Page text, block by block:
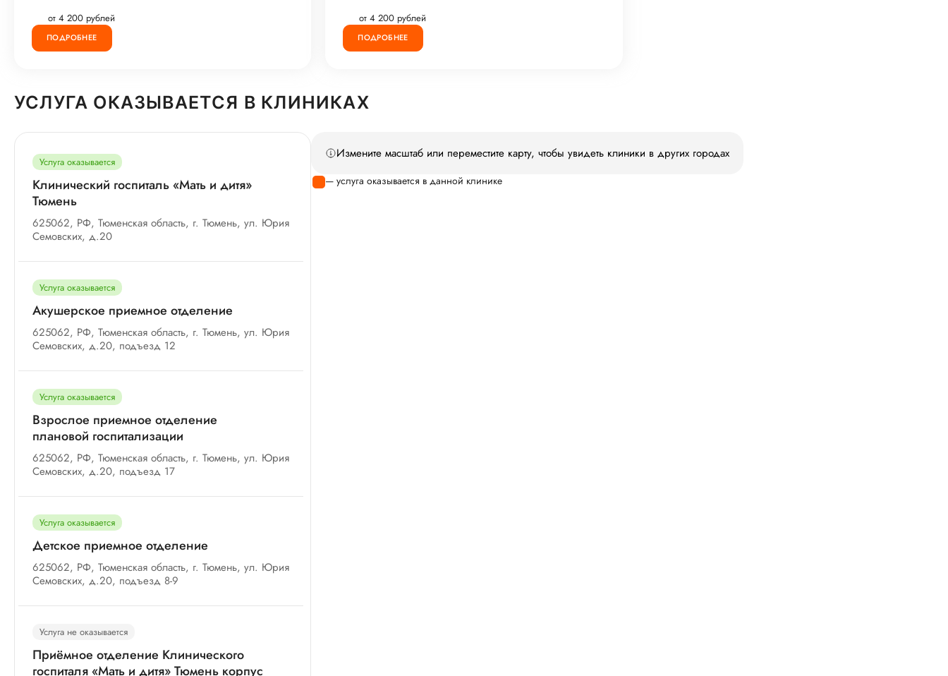
от 4 200 рублей
ПОДРОБНЕЕ
от 4 200 рублей
ПОДРОБНЕЕ
УСЛУГА ОКАЗЫВАЕТСЯ В КЛИНИКАХ
Услуга оказывается
Клинический госпиталь «Мать и дитя»
Тюмень
625062, РФ, Тюменская область, г. Тюмень, ул. Юрия
Семовских, д.20
Услуга оказывается
Акушерское приемное отделение
625062, РФ, Тюменская область, г. Тюмень, ул. Юрия
Семовских, д.20, подъезд 12
Услуга оказывается
Взрослое приемное отделение
плановой госпитализации
625062, РФ, Тюменская область, г. Тюмень, ул. Юрия
Семовских, д.20, подъезд 17
Услуга оказывается
Детское приемное отделение
625062, РФ, Тюменская область, г. Тюмень, ул. Юрия
Семовских, д.20, подъезд 8-9
Услуга не оказывается
Приёмное отделение Клинического
госпиталя «Мать и дитя» Тюмень корпус
Измените масштаб или переместите карту, чтобы увидеть клиники в других городах
— услуга оказывается в данной клинике